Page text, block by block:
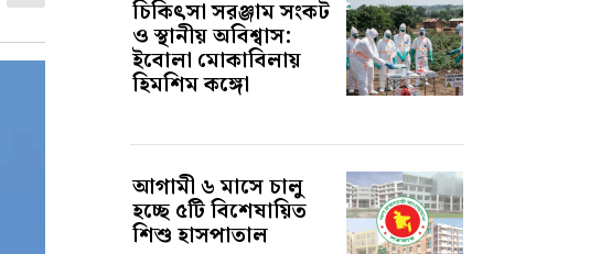
চিকিৎসা সরঞ্জাম সংকট
ও স্থানীয় অবিশ্বাস:
ইবোলা মোকাবিলায়
হিমশিম কঙ্গো
আগামী ৬ মাসে চালু
হচ্ছে ৫টি বিশেষায়িত
শিশু হাসপাতাল